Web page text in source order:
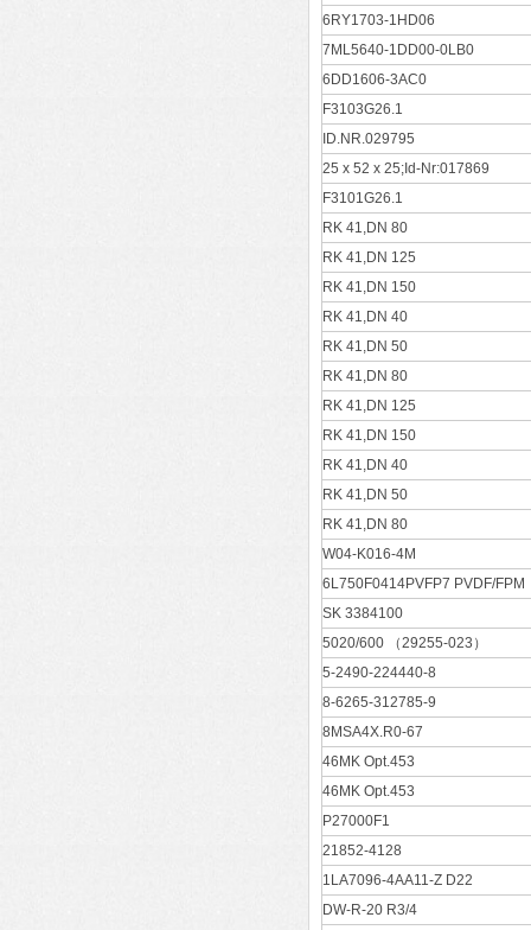
6RY1703-1HD06
7ML5640-1DD00-0LB0
6DD1606-3AC0
F3103G26.1
ID.NR.029795
25 x 52 x 25;Id-Nr:017869
F3101G26.1
RK 41,DN 80
RK 41,DN 125
RK 41,DN 150
RK 41,DN 40
RK 41,DN 50
RK 41,DN 80
RK 41,DN 125
RK 41,DN 150
RK 41,DN 40
RK 41,DN 50
RK 41,DN 80
W04-K016-4M
6L750F0414PVFP7 PVDF/FPM
SK 3384100
5020/600 （29255-023）
5-2490-224440-8
8-6265-312785-9
8MSA4X.R0-67
46MK Opt.453
46MK Opt.453
P27000F1
21852-4128
1LA7096-4AA11-Z D22
DW-R-20 R3/4